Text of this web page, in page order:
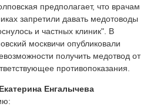
предполагает, что врачам
запретили давать медотоводы
и частных клиник". В
москвичи опубликовали
получить медотвод от
противопоказания.
Енгалычева